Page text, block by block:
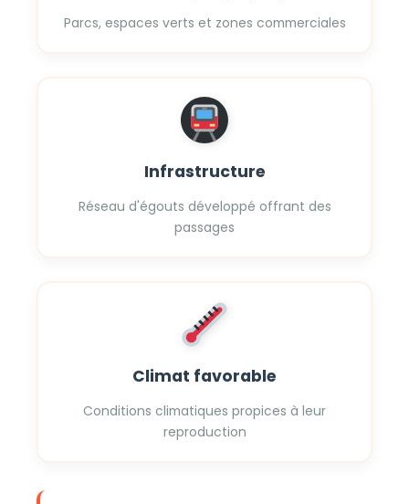
Parcs, espaces verts et zones commerciales
Infrastructure
Réseau d'égouts développé offrant des
passages
Climat favorable
Conditions climatiques propices à leur
reproduction